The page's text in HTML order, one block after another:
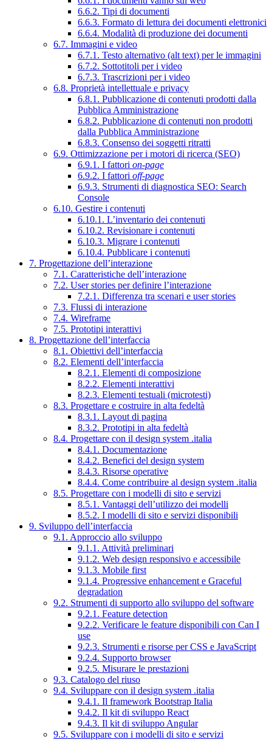
6.6.2. Tipi di documenti
6.6.3. Formato di lettura dei documenti elettronici
6.6.4. Modalità di produzione dei documenti
6.7. Immagini e video
6.7.1. Testo alternativo (alt text) per le immagini
6.7.2. Sottotitoli per i video
6.7.3. Trascrizioni per i video
6.8. Proprietà intellettuale e privacy
6.8.1. Pubblicazione di contenuti prodotti dalla
Pubblica Amministrazione
6.8.2. Pubblicazione di contenuti non prodotti
dalla Pubblica Amministrazione
6.8.3. Consenso dei soggetti ritratti
6.9. Ottimizzazione per i motori di ricerca (SEO)
6.9.1. I fattori on-page
6.9.2. I fattori off-page
6.9.3. Strumenti di diagnostica SEO: Search
Console
6.10. Gestire i contenuti
6.10.1. L’inventario dei contenuti
6.10.2. Revisionare i contenuti
6.10.3. Migrare i contenuti
6.10.4. Pubblicare i contenuti
7. Progettazione dell’interazione
7.1. Caratteristiche dell’interazione
7.2. User stories per definire l’interazione
7.2.1. Differenza tra scenari e user stories
7.3. Flussi di interazione
7.4. Wireframe
7.5. Prototipi interattivi
8. Progettazione dell’interfaccia
8.1. Obiettivi dell’interfaccia
8.2. Elementi dell’interfaccia
8.2.1. Elementi di composizione
8.2.2. Elementi interattivi
8.2.3. Elementi testuali (microtesti)
8.3. Progettare e costruire in alta fedeltà
8.3.1. Layout di pagina
8.3.2. Prototipi in alta fedeltà
8.4. Progettare con il design system .italia
8.4.1. Documentazione
8.4.2. Benefici del design system
8.4.3. Risorse operative
8.4.4. Come contribuire al design system .italia
8.5. Progettare con i modelli di sito e servizi
8.5.1. Vantaggi dell’utilizzo dei modelli
8.5.2. I modelli di sito e servizi disponibili
9. Sviluppo dell’interfaccia
9.1. Approccio allo sviluppo
9.1.1. Attività preliminari
9.1.2. Web design responsivo e accessibile
9.1.3. Mobile first
9.1.4. Progressive enhancement e Graceful
degradation
9.2. Strumenti di supporto allo sviluppo del software
9.2.1. Feature detection
9.2.2. Verificare le feature disponibili con Can I
use
9.2.3. Strumenti e risorse per CSS e JavaScript
9.2.4. Supporto browser
9.2.5. Misurare le prestazioni
9.3. Catalogo del riuso
9.4. Sviluppare con il design system .italia
9.4.1. Il framework Bootstrap Italia
9.4.2. Il kit di sviluppo React
9.4.3. Il kit di sviluppo Angular
9.5. Sviluppare con i modelli di sito e servizi